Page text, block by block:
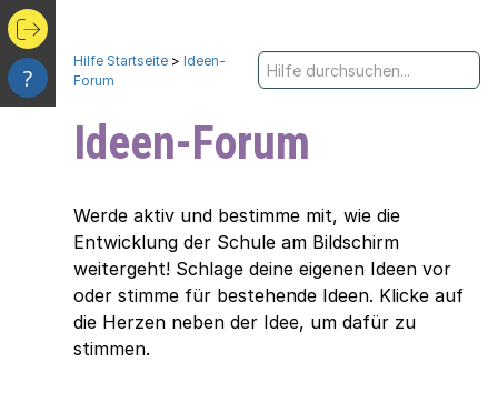
?
Hilfe Startseite > Ideen-
Forum
Ideen-Forum
Werde aktiv und bestimme mit, wie die
Entwicklung der Schule am Bildschirm
weitergeht! Schlage deine eigenen Ideen vor
oder stimme für bestehende Ideen. Klicke auf
die Herzen neben der Idee, um dafür zu
stimmen.